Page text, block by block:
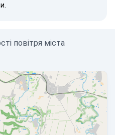
повітря міста